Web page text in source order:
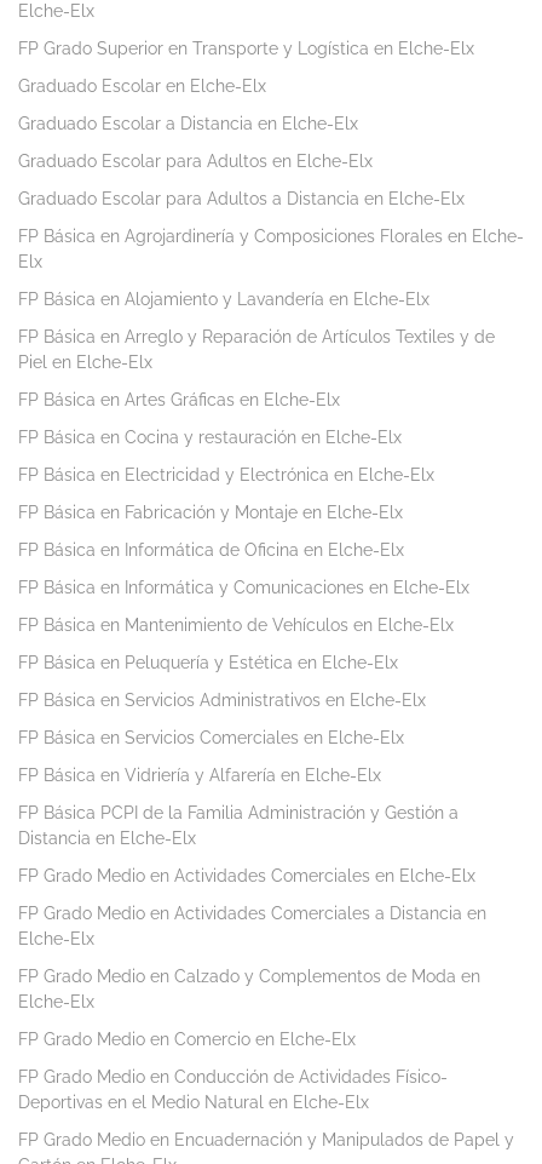
Elche-Elx
FP Grado Superior en Transporte y Logística en Elche-Elx
Graduado Escolar en Elche-Elx
Graduado Escolar a Distancia en Elche-Elx
Graduado Escolar para Adultos en Elche-Elx
Graduado Escolar para Adultos a Distancia en Elche-Elx
FP Básica en Agrojardinería y Composiciones Florales en Elche-
Elx
FP Básica en Alojamiento y Lavandería en Elche-Elx
FP Básica en Arreglo y Reparación de Artículos Textiles y de
Piel en Elche-Elx
FP Básica en Artes Gráficas en Elche-Elx
FP Básica en Cocina y restauración en Elche-Elx
FP Básica en Electricidad y Electrónica en Elche-Elx
FP Básica en Fabricación y Montaje en Elche-Elx
FP Básica en Informática de Oficina en Elche-Elx
FP Básica en Informática y Comunicaciones en Elche-Elx
FP Básica en Mantenimiento de Vehículos en Elche-Elx
FP Básica en Peluquería y Estética en Elche-Elx
FP Básica en Servicios Administrativos en Elche-Elx
FP Básica en Servicios Comerciales en Elche-Elx
FP Básica en Vidriería y Alfarería en Elche-Elx
FP Básica PCPI de la Familia Administración y Gestión a
Distancia en Elche-Elx
FP Grado Medio en Actividades Comerciales en Elche-Elx
FP Grado Medio en Actividades Comerciales a Distancia en
Elche-Elx
FP Grado Medio en Calzado y Complementos de Moda en
Elche-Elx
FP Grado Medio en Comercio en Elche-Elx
FP Grado Medio en Conducción de Actividades Físico-
Deportivas en el Medio Natural en Elche-Elx
FP Grado Medio en Encuadernación y Manipulados de Papel y